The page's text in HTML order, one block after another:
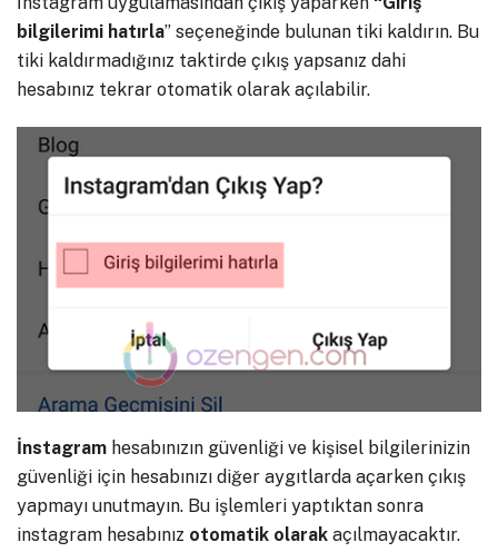
bilgilerimi hatırla” seçeneğinde bulunan tiki kaldırın. Bu
tiki kaldırmadığınız taktirde çıkış yapsanız dahi
hesabınız tekrar otomatik olarak açılabilir.
İnstagram hesabınızın güvenliği ve kişisel bilgilerinizin
güvenliği için hesabınızı diğer aygıtlarda açarken çıkış
yapmayı unutmayın. Bu işlemleri yaptıktan sonra
instagram hesabınız otomatik olarak açılmayacaktır.